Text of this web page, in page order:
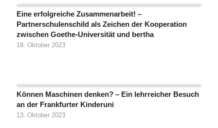
Eine erfolgreiche Zusammenarbeit! –
Partnerschulenschild als Zeichen der Kooperation
zwischen Goethe-Universität und bertha
18. Oktober 2023
Können Maschinen denken? – Ein lehrreicher Besuch
an der Frankfurter Kinderuni
13. Oktober 2023